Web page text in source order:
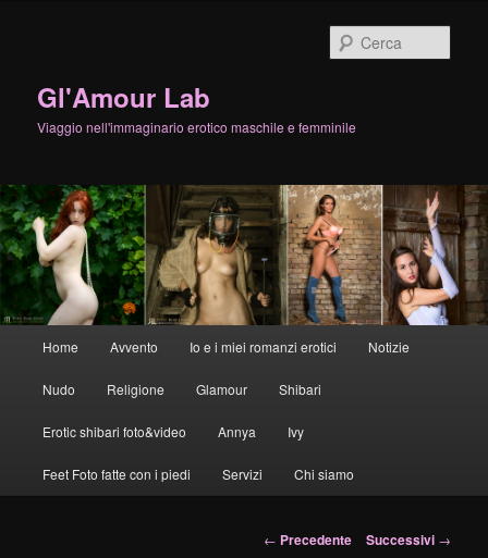
Gl'Amour Lab
Viaggio nell'immaginario erotico maschile e femminile
principale
Vai
al
contenuto
Home Avvento Io e i miei romanzi erotici Notizie
Nudo Religione Glamour Shibari
Erotic shibari foto&video Annya Ivy
Feet Foto fatte con i piedi Servizi Chi siamo
Navigazione
← Precedente Successivi →